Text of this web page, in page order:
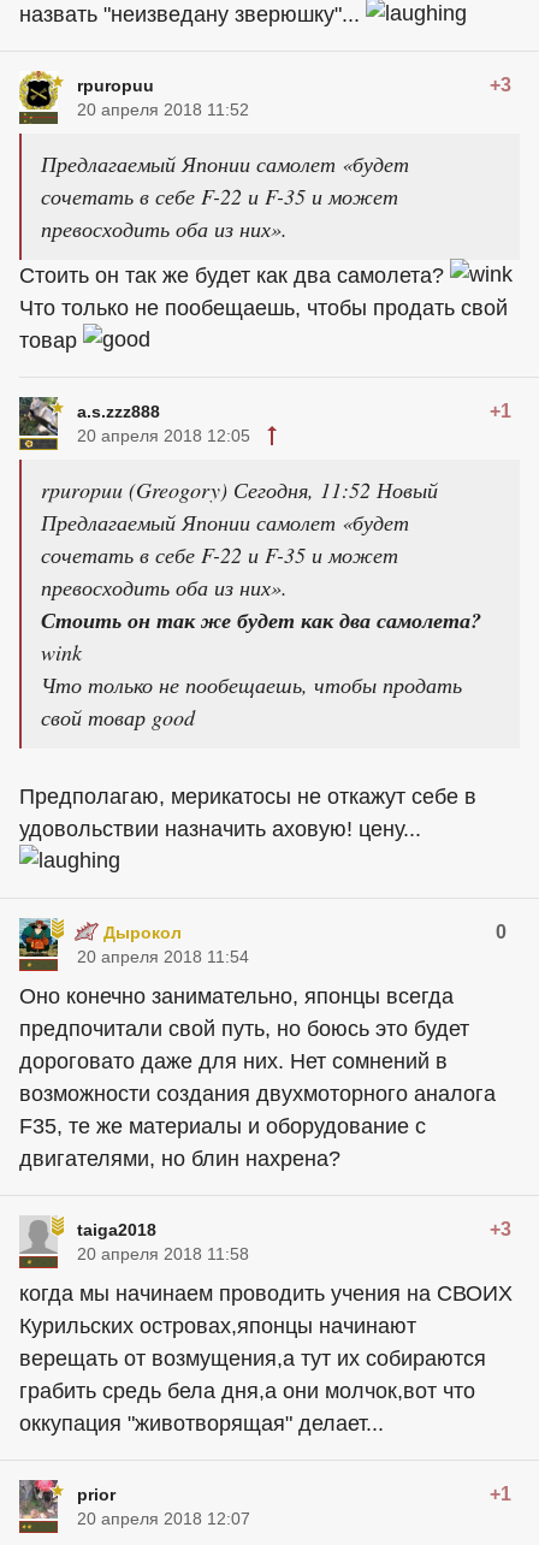
назвать "неизведану зверюшку"...
rpuropuu +3
20 апреля 2018 11:52
Предлагаемый Японии самолет «будет
сочетать в себе F-22 и F-35 и может
превосходить оба из них».
Стоить он так же будет как два самолета?
Что только не пообещаешь, чтобы продать свой
товар
a.s.zzz888 +1
20 апреля 2018 12:05
rpuropuu (Greogory) Сегодня, 11:52 Новый
Предлагаемый Японии самолет «будет
сочетать в себе F-22 и F-35 и может
превосходить оба из них».
Стоить он так же будет как два самолета?
wink
Что только не пообещаешь, чтобы продать
свой товар good
Предполагаю, мерикатосы не откажут себе в
удовольствии назначить аховую! цену...
Дырокол 0
20 апреля 2018 11:54
Оно конечно занимательно, японцы всегда
предпочитали свой путь, но боюсь это будет
дороговато даже для них. Нет сомнений в
возможности создания двухмоторного аналога
F35, те же материалы и оборудование с
двигателями, но блин нахрена?
taiga2018 +3
20 апреля 2018 11:58
когда мы начинаем проводить учения на СВОИХ
Курильских островах,японцы начинают
верещать от возмущения,а тут их собираются
грабить средь бела дня,а они молчок,вот что
оккупация "животворящая" делает...
prior +1
20 апреля 2018 12:07